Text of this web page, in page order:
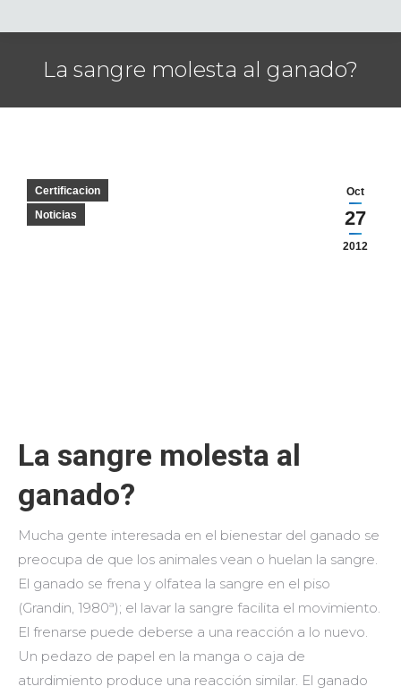
La sangre molesta al ganado?
Oct
27
2012
Certificacion
Noticias
La sangre molesta al
ganado?
Mucha gente interesada en el bienestar del ganado se
preocupa de que los animales vean o huelan la sangre.
El ganado se frena y olfatea la sangre en el piso
(Grandin, 1980ª); el lavar la sangre facilita el movimiento.
El frenarse puede deberse a una reacción a lo nuevo.
Un pedazo de papel en la manga o caja de
aturdimiento produce una reacción similar. El ganado